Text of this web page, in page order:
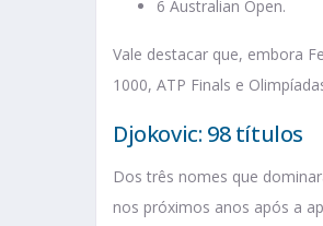
6 Australian Open.
Vale destacar que, embora
1000, ATP Finals e
Djokovic: 98 títulos
Dos três nomes que
nos próximos anos após a